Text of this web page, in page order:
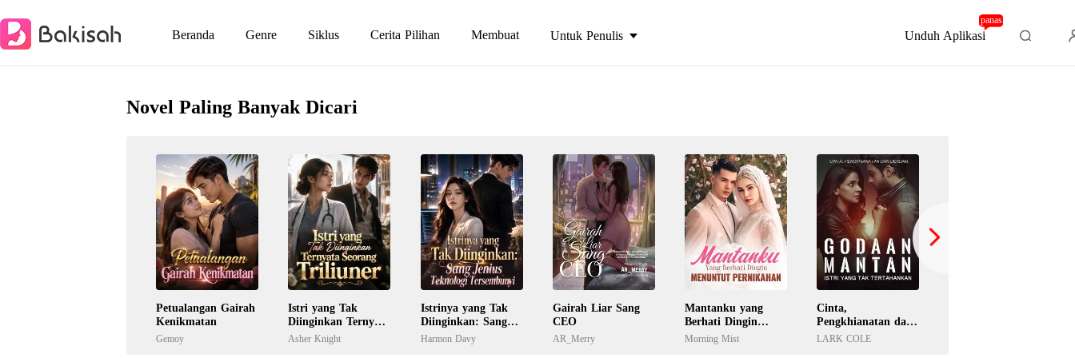
Beranda Genre Siklus Cerita Pilihan Membuat Untuk Penulis Unduh Aplikasi
panas
Novel Paling Banyak Dicari
Petualangan Gairah
Kenikmatan
Gemoy
Istri yang Tak
Diinginkan Ternyata
Seorang Triliuner
Asher Knight
Istrinya yang Tak
Diinginkan: Sang
Jenius Teknologi
Harmon Davy
Gairah Liar Sang
CEO
AR_Merry
Mantanku yang
Berhati Dingin
Menuntut
Morning Mist
Cinta,
Pengkhianatan dan
Dendam: Godaan
LARK COLE